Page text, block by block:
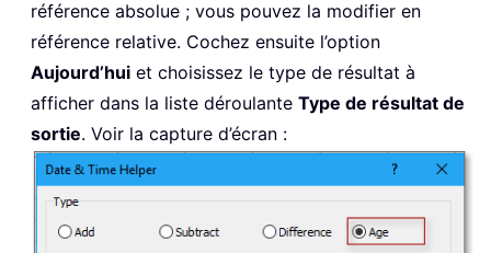
référence absolue ; vous pouvez la modifier en
référence relative. Cochez ensuite l’option
Aujourd’hui et choisissez le type de résultat à
afficher dans la liste déroulante Type de résultat de
sortie. Voir la capture d’écran :